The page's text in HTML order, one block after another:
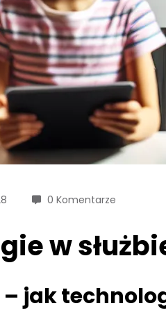
0 Komentarze
w
jak